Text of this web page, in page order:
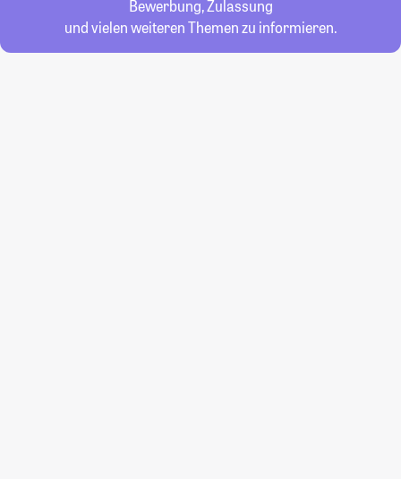
Bewerbung, Zulassung
und vielen weiteren Themen zu informieren.